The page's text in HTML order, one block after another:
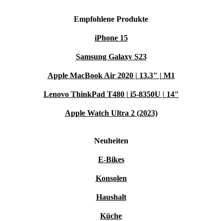
Empfohlene Produkte
iPhone 15
Samsung Galaxy S23
Apple MacBook Air 2020 | 13.3" | M1
Lenovo ThinkPad T480 | i5-8350U | 14"
Apple Watch Ultra 2 (2023)
Neuheiten
E-Bikes
Konsolen
Haushalt
Küche